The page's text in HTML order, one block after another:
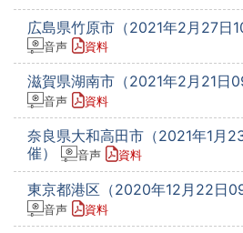
広島県竹原市（2021年2月27日
音声 資料
滋賀県湖南市（2021年2月21日
音声 資料
奈良県大和高田市（2021年1月
催）
音声 資料
東京都港区（2020年12月22日
音声 資料